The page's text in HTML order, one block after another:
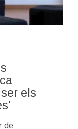
els
de